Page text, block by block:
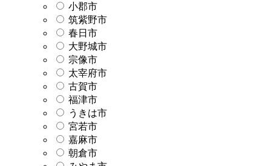
小郡市
筑紫野市
春日市
大野城市
宗像市
太宰府市
古賀市
福津市
うきは市
宮若市
嘉麻市
朝倉市